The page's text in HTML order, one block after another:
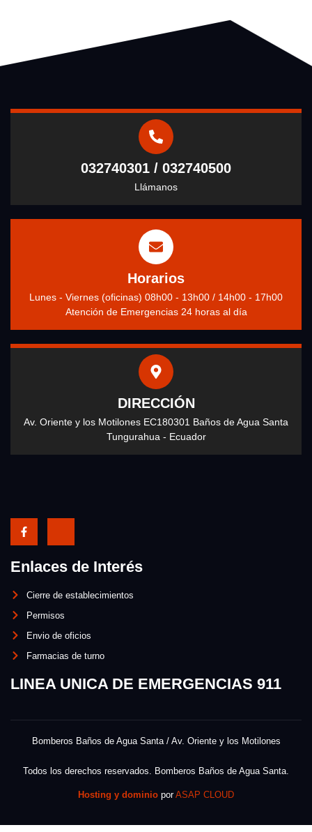
032740301 / 032740500
Llámanos
Horarios
Lunes - Viernes (oficinas) 08h00 - 13h00 / 14h00 - 17h00
Atención de Emergencias 24 horas al día
DIRECCIÓN
Av. Oriente y los Motilones EC180301 Baños de Agua Santa
Tungurahua - Ecuador
Enlaces de Interés
Cierre de establecimientos
Permisos
Envio de oficios
Farmacias de turno
LINEA UNICA DE EMERGENCIAS 911
Bomberos Baños de Agua Santa / Av. Oriente y los Motilones
Todos los derechos reservados. Bomberos Baños de Agua Santa.
Hosting y dominio porASAP CLOUD